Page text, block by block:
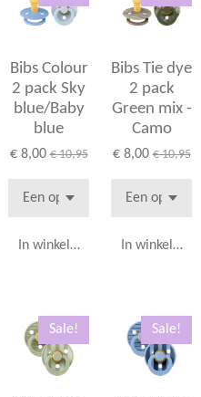
Bibs Colour
2 pack Sky
blue/Baby
blue
€ 8,00 € 10,95
In winkelwagen
Bibs Tie dye
2 pack
Green mix -
Camo
€ 8,00 € 10,95
In
Sale! Sale!